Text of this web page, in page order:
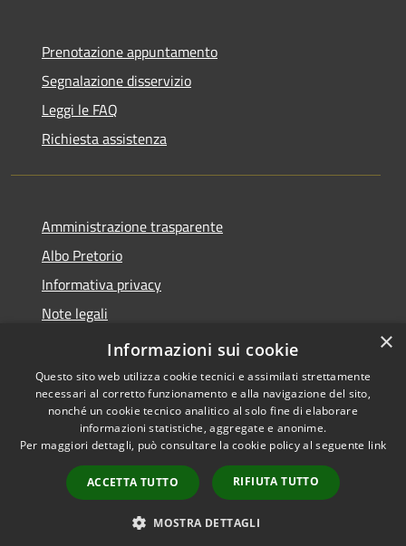
Prenotazione appuntamento
Segnalazione disservizio
Leggi le FAQ
Richiesta assistenza
Amministrazione trasparente
Albo Pretorio
Informativa privacy
Note legali
Dichiarazione di accessibilità
Accessibilità
Copyright © 2026 • Comune di
Garzeno • Powered by
Municipium•
Accesso
redazione
×
Informazioni sui cookie
Questo sito web utilizza cookie tecnici e assimilati strettamente
necessari al corretto funzionamento e alla navigazione del sito,
nonché un cookie tecnico analitico al solo fine di elaborare
informazioni statistiche, aggregate e anonime.
Per maggiori dettagli, può consultare la cookie policy al seguente link
ACCETTA TUTTO RIFIUTA TUTTO
MOSTRA DETTAGLI